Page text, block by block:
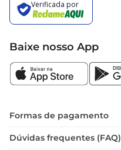
Baixe nosso App
Formas de pagamento
Dúvidas frequentes (FAQ)